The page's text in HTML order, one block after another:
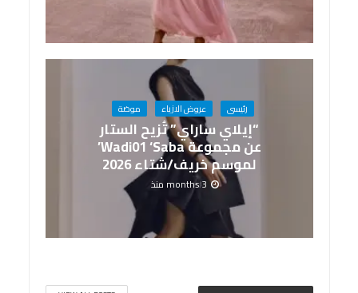
رئيسى عروض الازياء موضة
“إيلاي ساراي” تُزيح الستار
عن مجموعة Wadi01 ‘Saba’
لموسم خريف/شتاء 2026
3 months منذ